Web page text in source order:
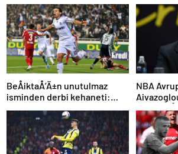
BeÅiktaÅ’Ä±n unutulmaz
isminden derbi kehaneti:
“Zor olacak ama kazanacak”
NBA